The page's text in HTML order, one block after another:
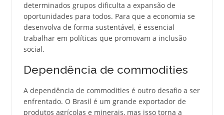
determinados grupos dificulta a expansão de
oportunidades para todos. Para que a economia se
desenvolva de forma sustentável, é essencial
trabalhar em políticas que promovam a inclusão
social.
Dependência de commodities
A dependência de commodities é outro desafio a ser
enfrentado. O Brasil é um grande exportador de
produtos agrícolas e minerais, mas isso torna a